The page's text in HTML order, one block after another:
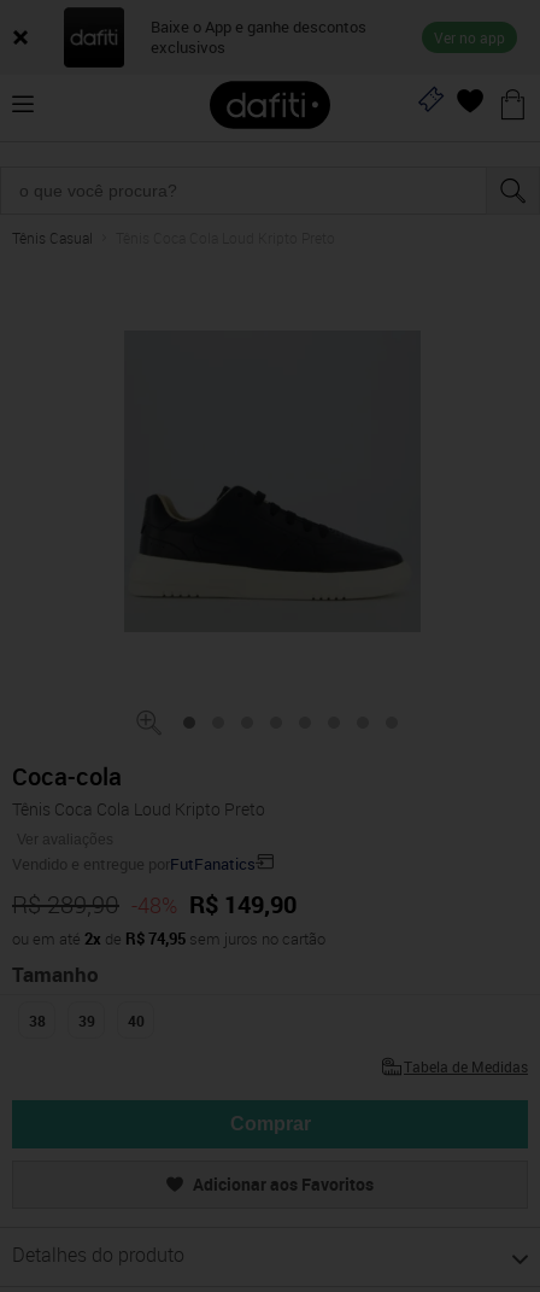
Baixe o App e ganhe descontos
exclusivos
Ver no app
Tênis Casual
Coca-cola
Tênis Coca Cola Loud Kripto Preto
Ver avaliações
Vendido e entregue porFutFanatics
R$ 289,90 -48% R$ 149,90
ou em até 2x de R$ 74,95 sem juros no cartão
Tamanho
38 39 40
Tabela de Medidas
Comprar
Adicionar aos Favoritos
Detalhes do produto